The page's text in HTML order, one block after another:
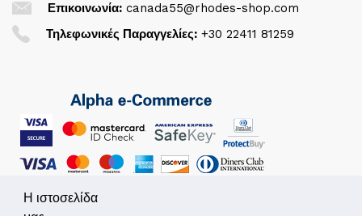
Επικοινωνία: canada55@rhodes-shop.com
Τηλεφωνικές Παραγγελίες: +30 22411 81259
Η ιστοσελίδα